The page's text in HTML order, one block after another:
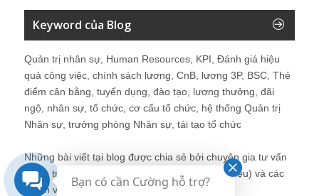
Keyword của Blog
Quản trị nhân sự, Human Resources, KPI, Đánh giá hiệu
quả công việc, chính sách lương, CnB, lương 3P, BSC, Thẻ
điểm cân bằng, tuyển dụng, đào tạo, lương thưởng, đãi
ngộ, nhân sự, tổ chức, cơ cấu tổ chức, hệ thống Quản trị
Nhân sự, trưởng phòng Nhân sự, tái tạo tổ chức
Những bài viết tại blog được chia sẻ bởi chuyên gia tư vấn
Quản trị Nhân sự Nguyễn Hùng Cường (
giới thiệu) và các
thành viên khác trong cộng đồng Nhân sự.
Bạn có cần Cường hỗ trợ?